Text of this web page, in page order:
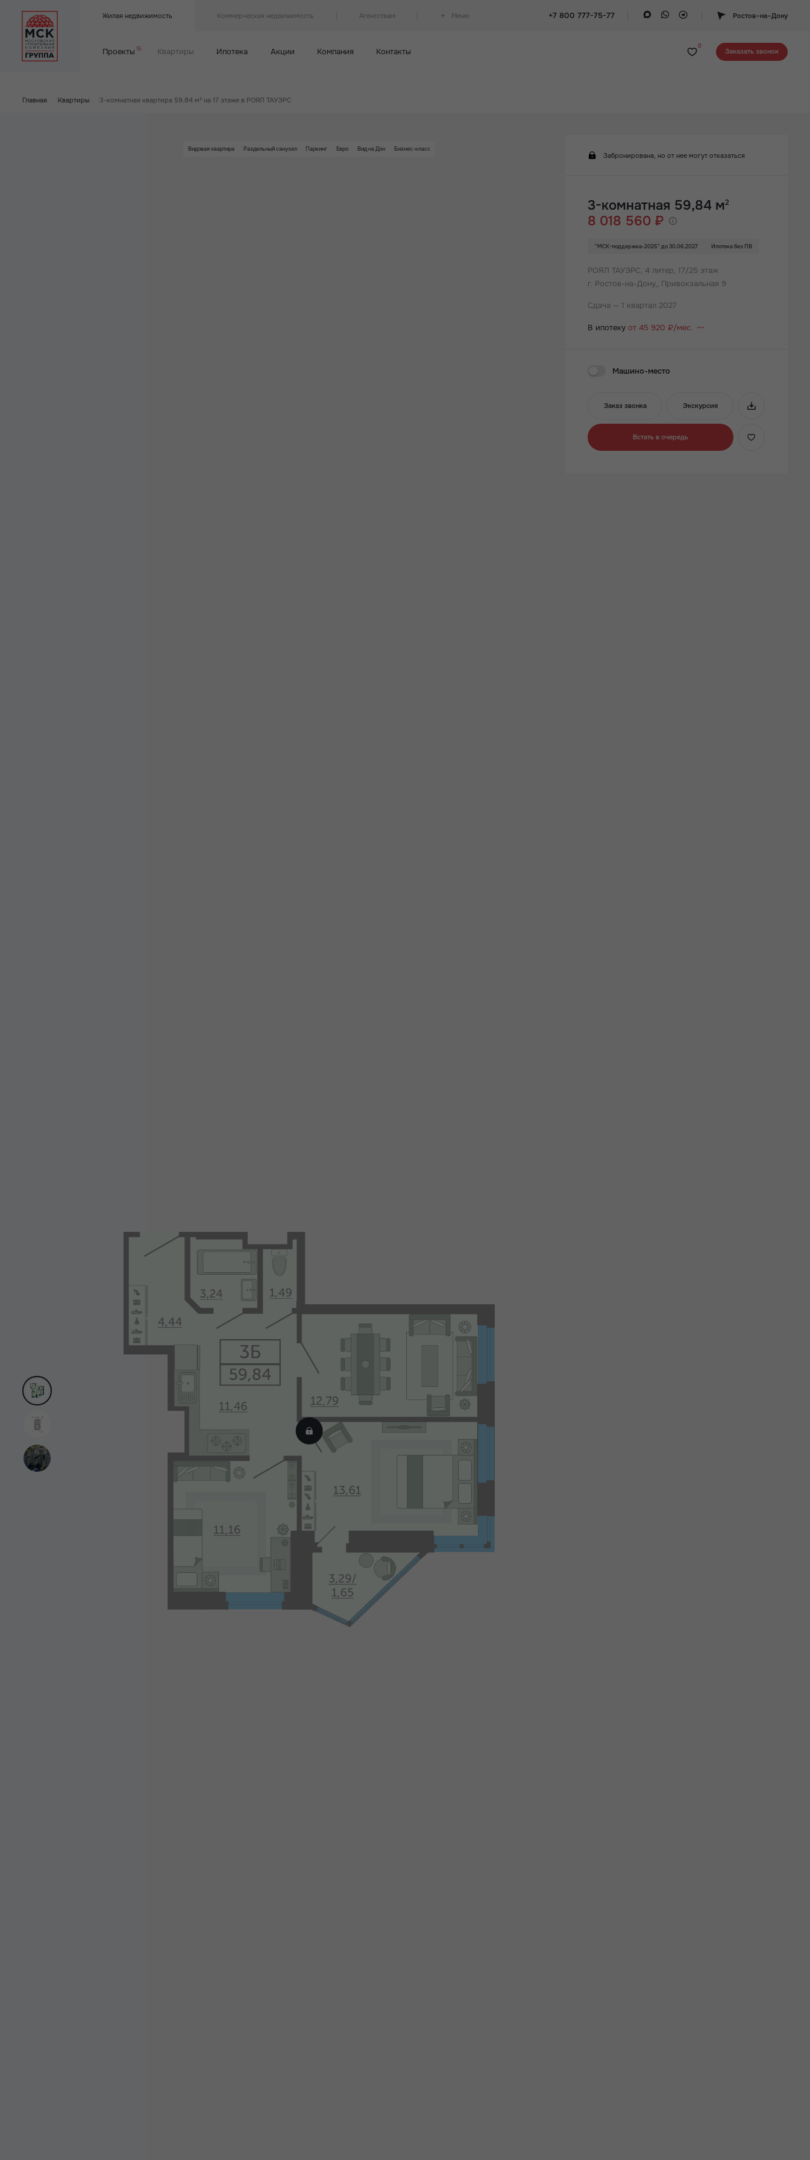
Жилая недвижимость Коммерческая недвижимость Агентствам Меню +7 800 777-75-77 Ростов–на–Дону
Проекты 15 Квартиры Ипотека Акции Компания Контакты
0
Заказать звонок
Главная Квартиры 3-комнатная квартира 59.84 м² на 17 этаже в РОЯЛ ТАУЭРС
Видовая квартира Раздельный санузел Паркинг Евро Вид на Дон Бизнес-класс
Забронирована, но от нее могут отказаться
3-комнатная 59,84 м2
8 018 560 ₽
"МСК-поддержка-2025" до 30.06.2027 Ипотека без ПВ
РОЯЛ ТАУЭРС, 4 литер, 17/25 этаж
г. Ростов-на-Дону,, Привокзальная 9
Сдача — 1 квартал 2027
В ипотекуот 45 920 ₽/мес.
Машино-место
Заказ звонка Экскурсия
Встать в очередь